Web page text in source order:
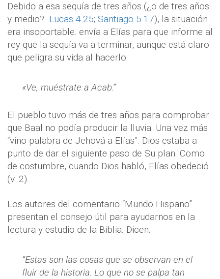
Debido a esa sequía de tres años (¿o de tres años
y medio? Lucas 4.25; Santiago 5.17), la situación
era insoportable. envía a Elías para que informe al
rey que la sequía va a terminar, aunque está claro
que peligra su vida al hacerlo:
«Ve, muéstrate a Acab.”
El pueblo tuvo más de tres años para comprobar
que Baal no podía producir la lluvia. Una vez más
“vino palabra de Jehová a Elías”. Dios estaba a
punto de dar el siguiente paso de Su plan. Como
de costumbre, cuando Dios habló, Elías obedeció.
(v. 2).
Los autores del comentario “Mundo Hispano”
presentan el consejo útil para ayudarnos en la
lectura y estudio de la Biblia. Dicen:
“Estas son las cosas que se observan en el
fluir de la historia. Lo que no se palpa tan